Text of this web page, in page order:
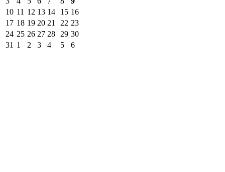
10 11 12 13 14 15 16
17 18 19 20 21 22 23
24 25 26 27 28 29 30
31 1 2 3 4 5 6